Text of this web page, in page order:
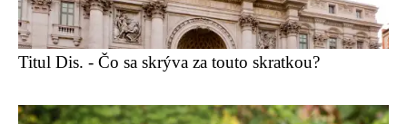
Titul Dis. - Čo sa skrýva za touto skratkou?